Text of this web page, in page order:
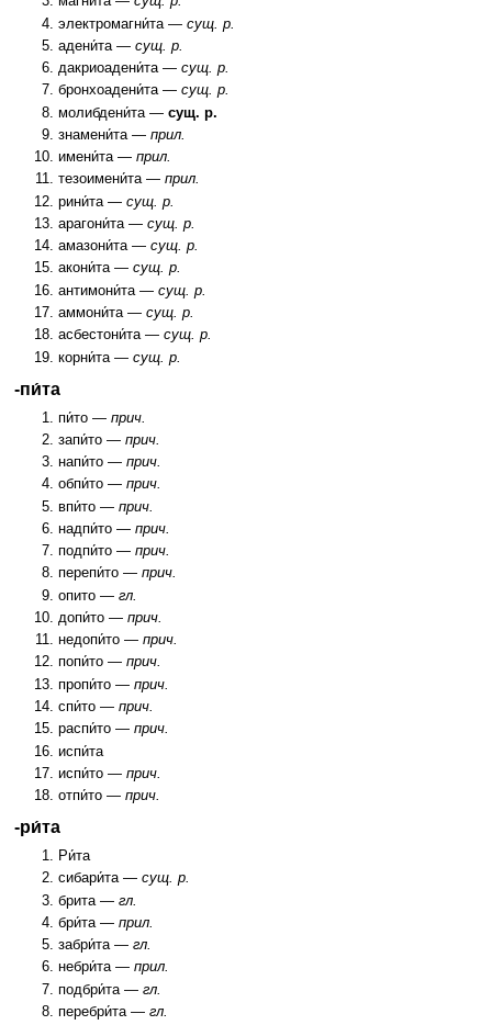
электромагни́та —сущ. р.
адени́та —сущ. р.
дакриоадени́та —сущ. р.
бронхоадени́та —сущ. р.
молибдени́та —сущ. р.
знамени́та —прил.
имени́та —прил.
тезоимени́та —прил.
рини́та —сущ. р.
арагони́та —сущ. р.
амазони́та —сущ. р.
акони́та —сущ. р.
антимони́та —сущ. р.
аммони́та —сущ. р.
асбестони́та —сущ. р.
корни́та —сущ. р.
-пи́та
пи́то —прич.
запи́то —прич.
напи́то —прич.
обпи́то —прич.
впи́то —прич.
надпи́то —прич.
подпи́то —прич.
перепи́то —прич.
опито —гл.
допи́то —прич.
недопи́то —прич.
попи́то —прич.
пропи́то —прич.
спи́то —прич.
распи́то —прич.
испи́та
испи́то —прич.
отпи́то —прич.
-ри́та
Ри́та
сибари́та —сущ. р.
брита —гл.
бри́та —прил.
забри́та —гл.
небри́та —прил.
подбри́та —гл.
перебри́та —гл.